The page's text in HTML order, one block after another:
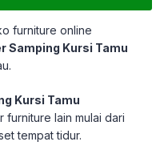
furniture online
Samping Kursi Tamu
Kursi Tamu
furniture lain mulai dari
tempat tidur.